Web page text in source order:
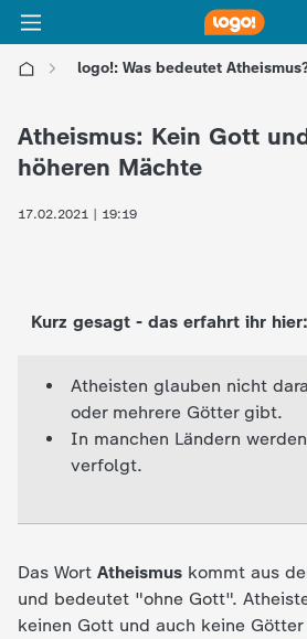
logo!: Was bedeutet
o
g
K
Atheismus: Kein Gott
höheren Mächte
17.02.2021 | 19:19
Kurz gesagt - das erfahrt ihr hier:
Atheisten glauben nicht
oder mehrere Götter gibt.
In manchen Ländern
verfolgt.
Das Wort Atheismus kommt aus
und bedeutet "ohne Gott".
keinen Gott und auch keine